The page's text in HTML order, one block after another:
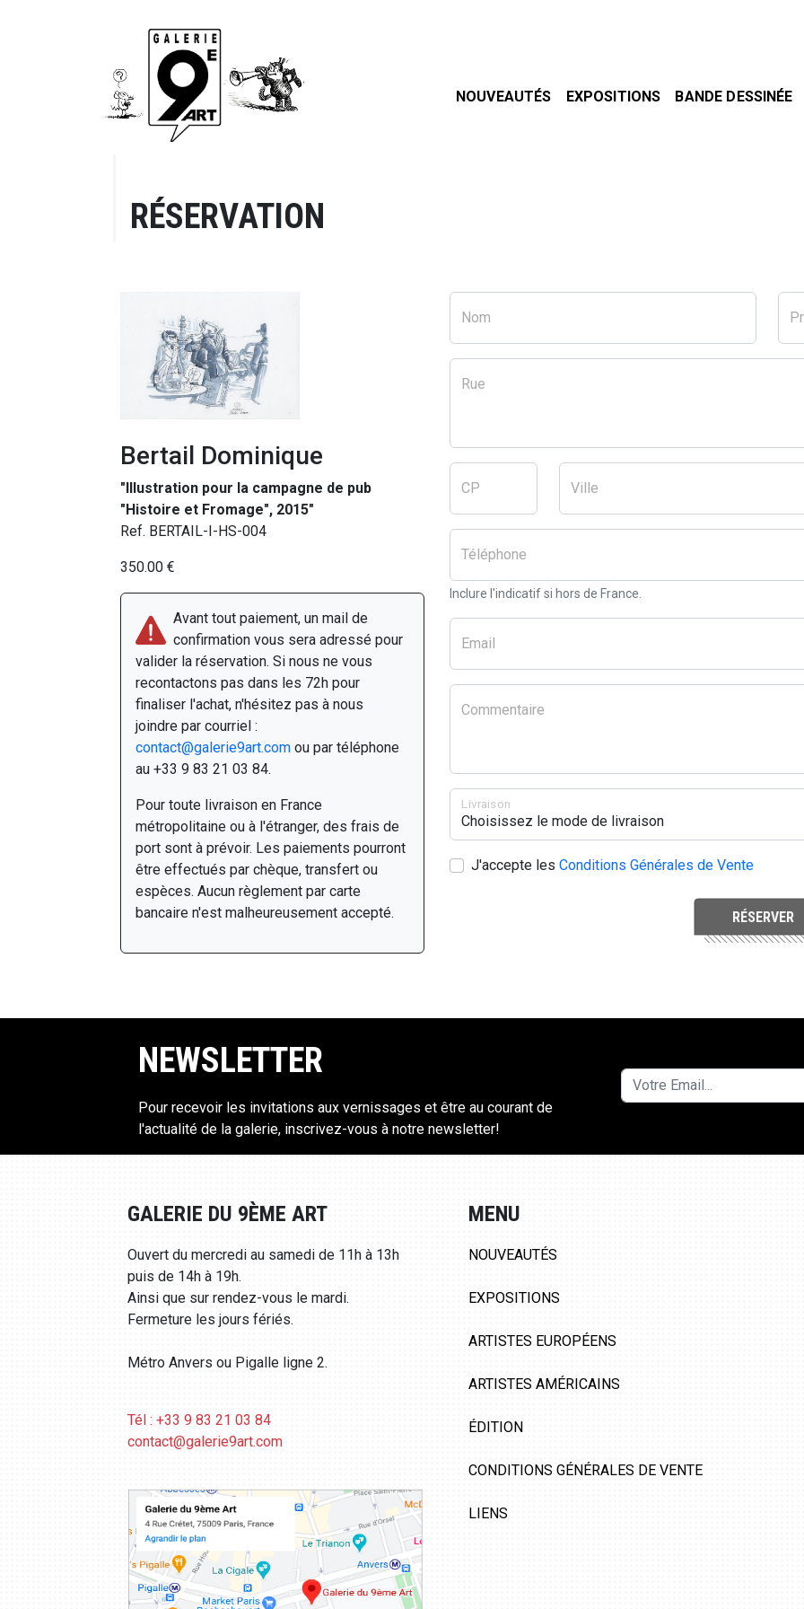
NOUVEAUTÉS EXPOSITIONS BANDE DESSINÉE
RÉSERVATION
Bertail Dominique
"Illustration pour la campagne de pub
"Histoire et Fromage", 2015"
Ref. BERTAIL-I-HS-004
350.00 €
Avant tout paiement, un mail de
confirmation vous sera adressé pour
valider la réservation. Si nous ne vous
recontactons pas dans les 72h pour
finaliser l'achat, n'hésitez pas à nous
joindre par courriel :
contact@galerie9art.com ou par téléphone
au +33 9 83 21 03 84.
Pour toute livraison en France
métropolitaine ou à l'étranger, des frais de
port sont à prévoir. Les paiements pourront
être effectués par chèque, transfert ou
espèces. Aucun règlement par carte
bancaire n'est malheureusement accepté.
Nom
Rue
CP Ville
Téléphone
Inclure l'indicatif si hors de France.
Email
Commentaire
Livraison
J'accepte les Conditions Générales de Vente
RÉSERVER
NEWSLETTER
Pour recevoir les invitations aux vernissages et être au courant de
l'actualité de la galerie, inscrivez-vous à notre newsletter!
GALERIE DU 9ÈME ART
Ouvert du mercredi au samedi de 11h à 13h
puis de 14h à 19h.
Ainsi que sur rendez-vous le mardi.
Fermeture les jours fériés.
Métro Anvers ou Pigalle ligne 2.
Tél : +33 9 83 21 03 84
contact@galerie9art.com
MENU
NOUVEAUTÉS
EXPOSITIONS
ARTISTES EUROPÉENS
ARTISTES AMÉRICAINS
ÉDITION
CONDITIONS GÉNÉRALES DE VENTE
LIENS